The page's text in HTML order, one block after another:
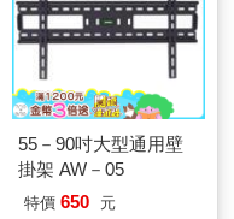
艾略特自己以前就是傾聽
說家亨利．詹姆斯（Henry
聽功夫不僅是靜靜聆聽，
身完全直立，然後兩手交
拇指偶爾會或快或慢地繞
「他會面向談話者，雙眼
55－90吋大型通用壁
掛架 AW－05
特價 650 元